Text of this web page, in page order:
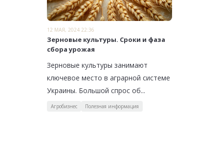
12 МАЯ, 2024 22:36
Зерновые культуры. Сроки и фаза
сбора урожая
Зерновые культуры занимают
ключевое место в аграрной системе
Украины. Большой спрос об...
Агробизнес Полезная информация